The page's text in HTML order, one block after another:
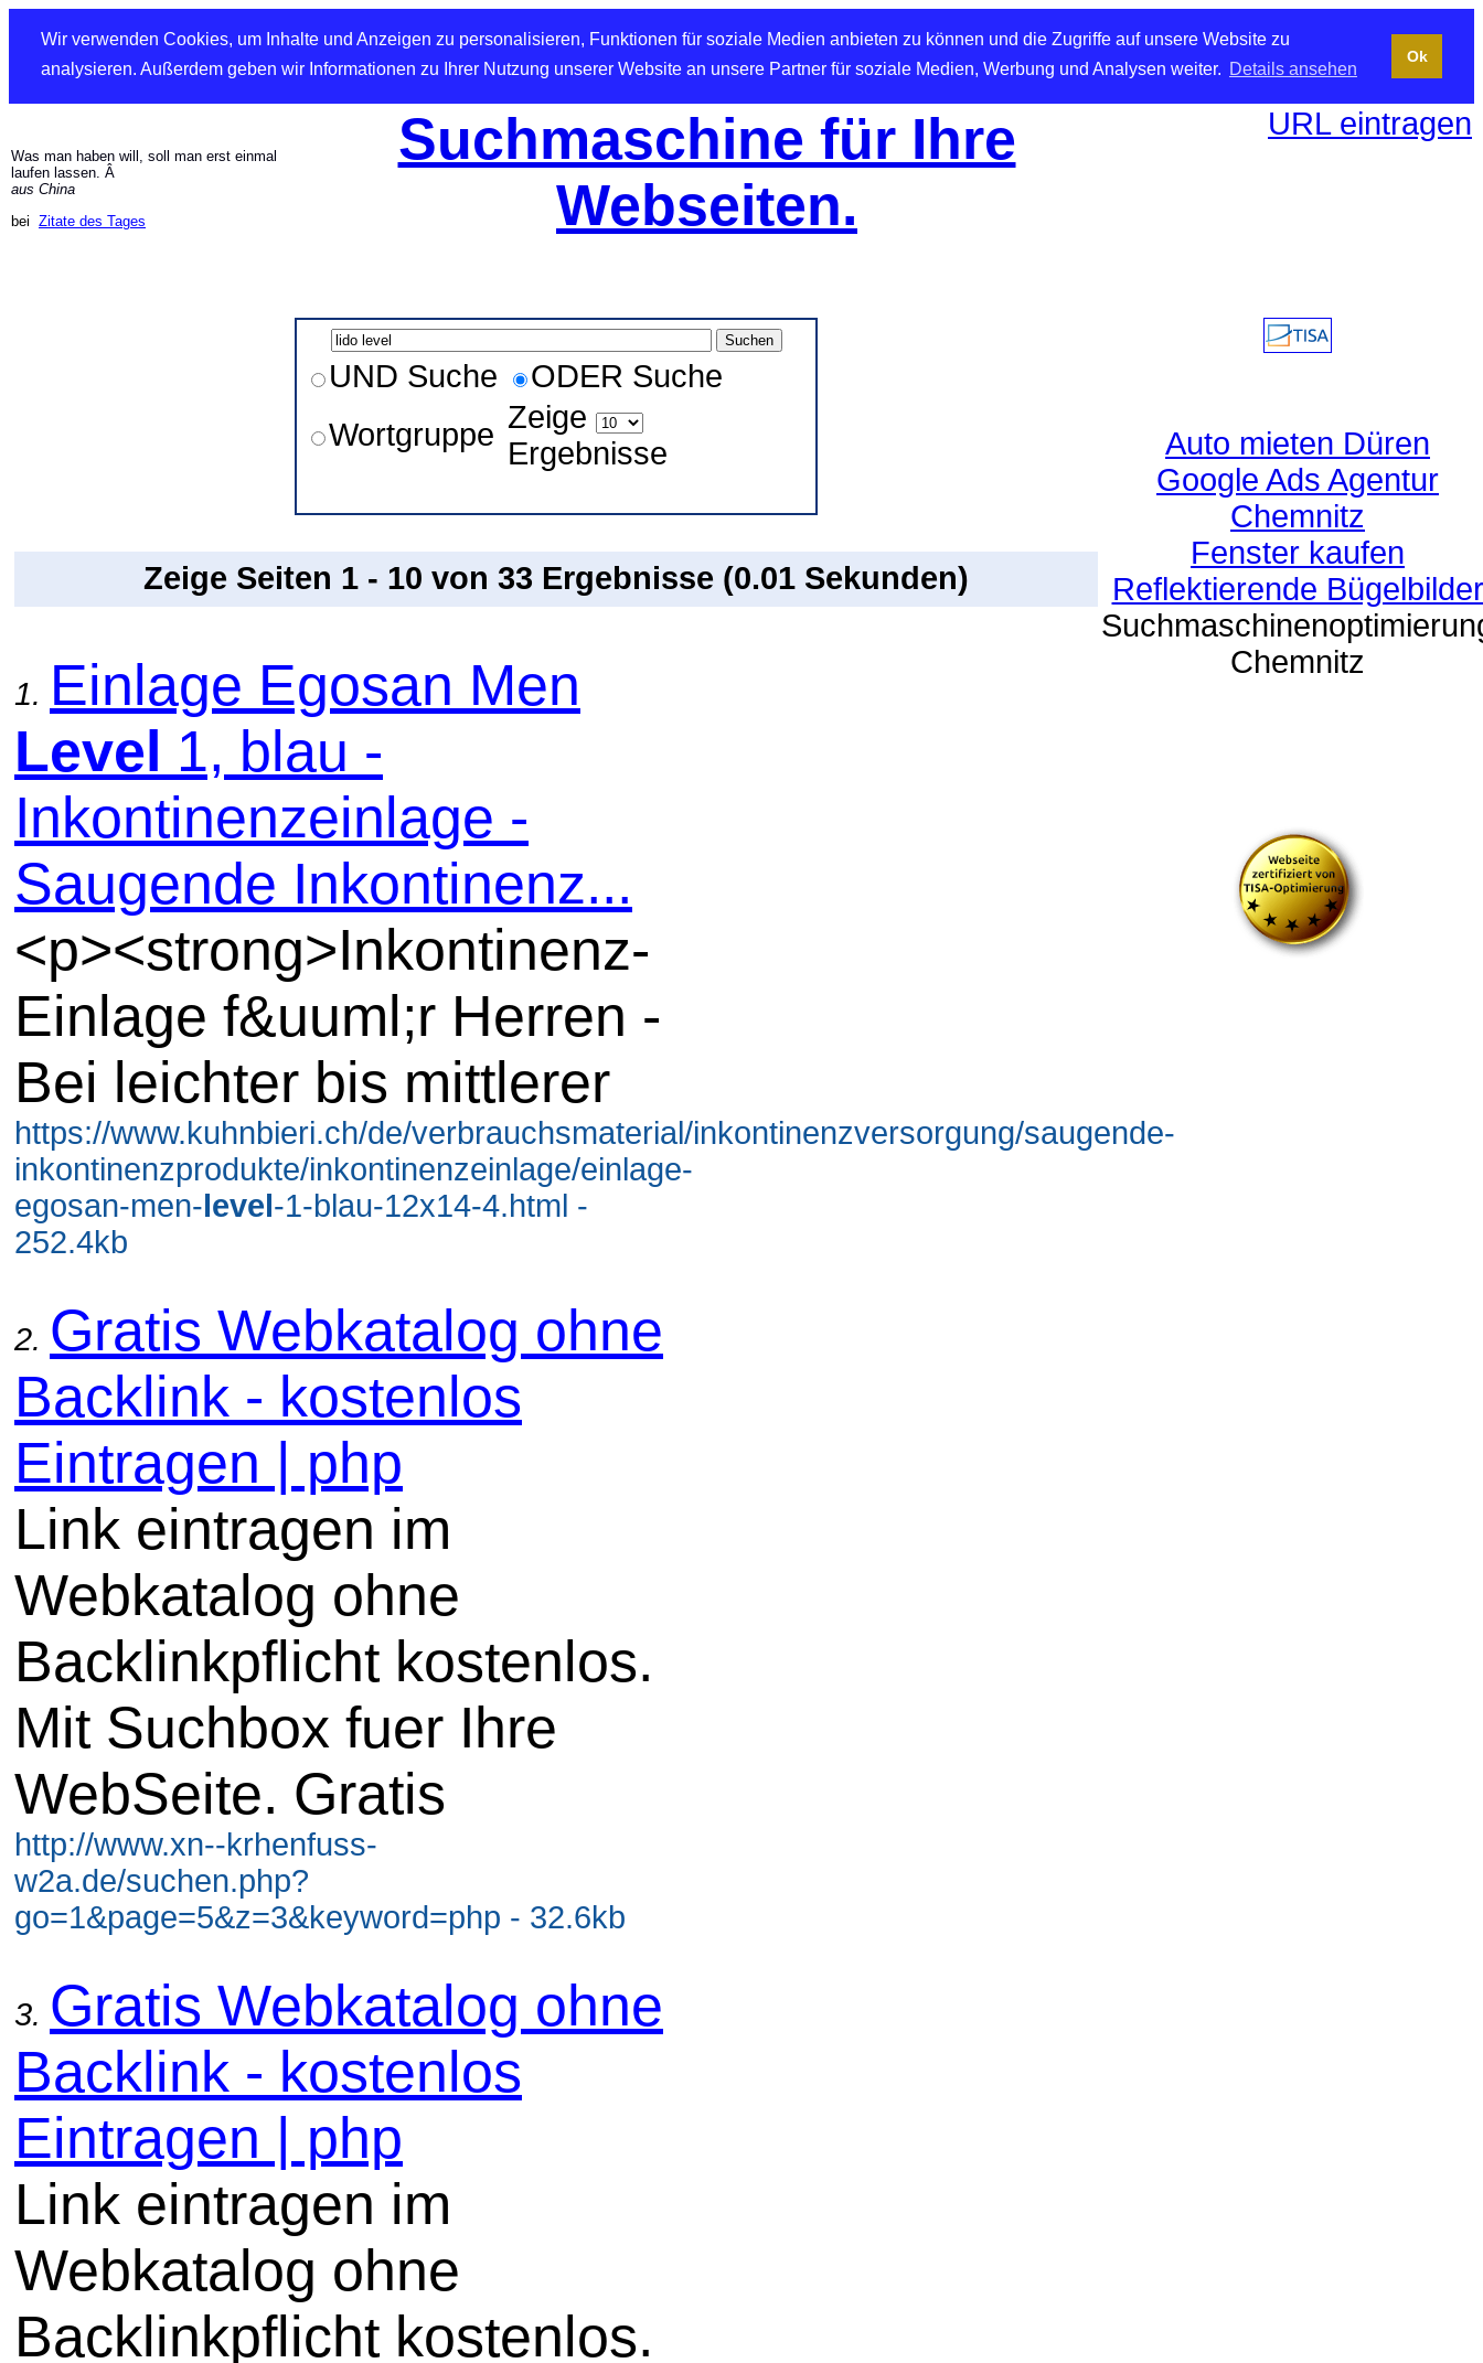
Wir verwenden Cookies, um Inhalte und Anzeigen zu personalisieren, Funktionen für soziale Medien anbieten zu können und die Zugriffe auf unsere Website zu
analysieren. Außerdem geben wir Informationen zu Ihrer Nutzung unserer Website an unsere Partner für soziale Medien, Werbung und Analysen weiter. Details ansehen
Ok
Was man haben will, soll man erst einmal
laufen lassen. Â
aus China
bei Zitate des Tages
Suchmaschine für Ihre
Webseiten.
URL eintragen
UND Suche
ODER Suche
Wortgruppe Zeige
Ergebnisse
Zeige Seiten 1 - 10 von 33 Ergebnisse (0.01 Sekunden)
1. Einlage Egosan Men
Level 1, blau -
Inkontinenzeinlage -
Saugende Inkontinenz...
<p><strong>Inkontinenz-
Einlage f&uuml;r Herren -
Bei leichter bis mittlerer
https://www.kuhnbieri.ch/de/verbrauchsmaterial/inkontinenzversorgung/saugende-
inkontinenzprodukte/inkontinenzeinlage/einlage-
egosan-men-level-1-blau-12x14-4.html -
252.4kb
2. Gratis Webkatalog ohne
Backlink - kostenlos
Eintragen | php
Link eintragen im
Webkatalog ohne
Backlinkpflicht kostenlos.
Mit Suchbox fuer Ihre
WebSeite. Gratis
http://www.xn--krhenfuss-
w2a.de/suchen.php?
go=1&page=5&z=3&keyword=php - 32.6kb
3. Gratis Webkatalog ohne
Backlink - kostenlos
Eintragen | php
Link eintragen im
Webkatalog ohne
Backlinkpflicht kostenlos.
Auto mieten Düren
Google Ads Agentur
Chemnitz
Fenster kaufen
Reflektierende Bügelbilder
Chemnitz